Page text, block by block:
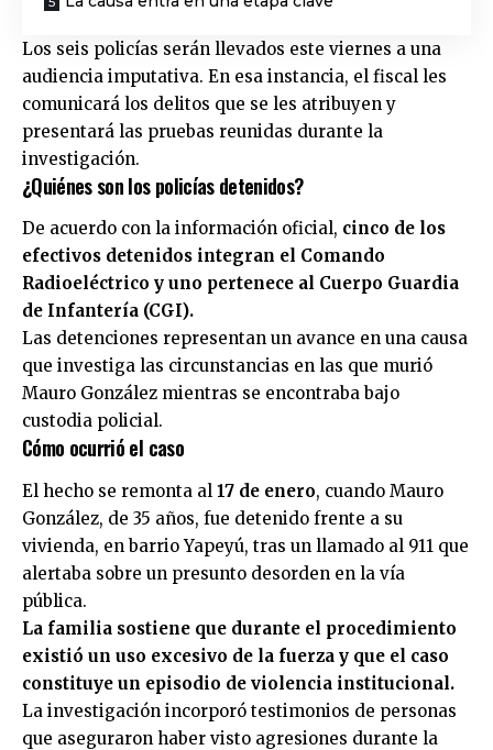
Los seis policías serán llevados este viernes a una
audiencia imputativa. En esa instancia, el fiscal les
comunicará los delitos que se les atribuyen y
presentará las pruebas reunidas durante la
investigación.
¿Quiénes son los policías detenidos?
De acuerdo con la información oficial, cinco de los
efectivos detenidos integran el Comando
Radioeléctrico y uno pertenece al Cuerpo Guardia
de Infantería (CGI).
Las detenciones representan un avance en una causa
que investiga las circunstancias en las que murió
Mauro González mientras se encontraba bajo
custodia policial.
Cómo ocurrió el caso
El hecho se remonta al 17 de enero, cuando Mauro
González, de 35 años, fue detenido frente a su
vivienda, en barrio Yapeyú, tras un llamado al 911 que
alertaba sobre un presunto desorden en la vía
pública.
La familia sostiene que durante el procedimiento
existió un uso excesivo de la fuerza y que el caso
constituye un episodio de violencia institucional.
La investigación incorporó testimonios de personas
que aseguraron haber visto agresiones durante la